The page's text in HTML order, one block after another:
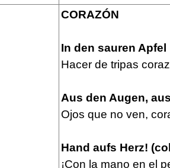
CORAZÓN
In den sauren Apfel
Hacer de tripas
Aus den Augen,
Ojos que no ven,
Hand aufs Herz!
¡Con la mano en el